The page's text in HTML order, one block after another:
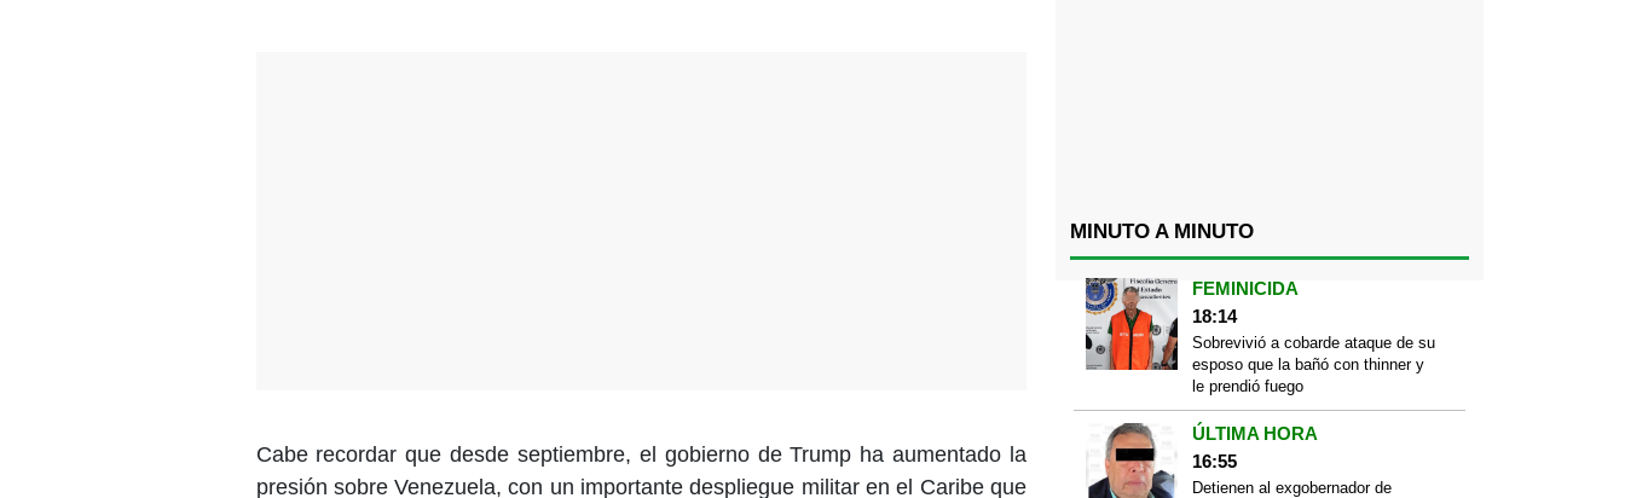
Cabe recordar que desde septiembre, el gobierno de Trump ha aumentado la
presión sobre Venezuela, con un importante despliegue militar en el Caribe que
MINUTO A MINUTO
FEMINICIDA
18:14
Sobrevivió a cobarde ataque de su
esposo que la bañó con thinner y
le prendió fuego
ÚLTIMA HORA
16:55
Detienen al exgobernador de